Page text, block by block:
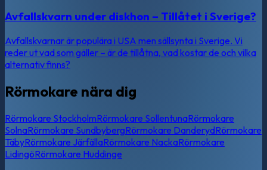
Avfallskvarn under diskhon – Tillåtet i Sverige?
Avfallskvarnar är populära i USA men sällsynta i Sverige. Vi
reder ut vad som gäller – är de tillåtna, vad kostar de och vilka
alternativ finns?
Rörmokare nära dig
Rörmokare StockholmRörmokare SollentunaRörmokare
SolnaRörmokare SundbybergRörmokare DanderydRörmokare
TäbyRörmokare JärfällaRörmokare NackaRörmokare
LidingöRörmokare Huddinge